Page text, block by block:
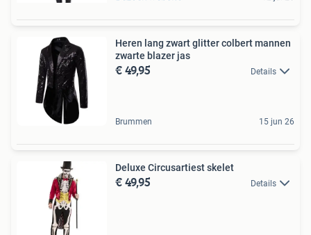
Heren lang zwart glitter colbert mannen
zwarte blazer jas
€ 49,95 Details
Brummen 15 jun 26
Deluxe Circusartiest skelet
€ 49,95 Details